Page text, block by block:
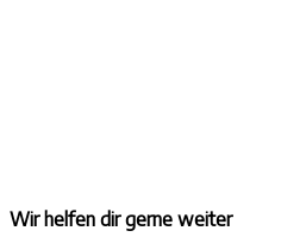
Wir helfen dir gerne weiter